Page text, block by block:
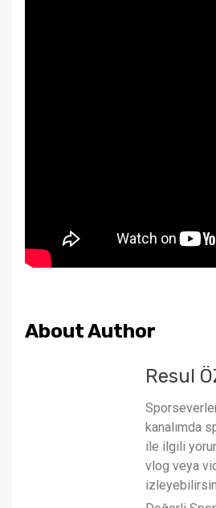
About Author
Resul
kanalımda
ile ilgili
vlog veya